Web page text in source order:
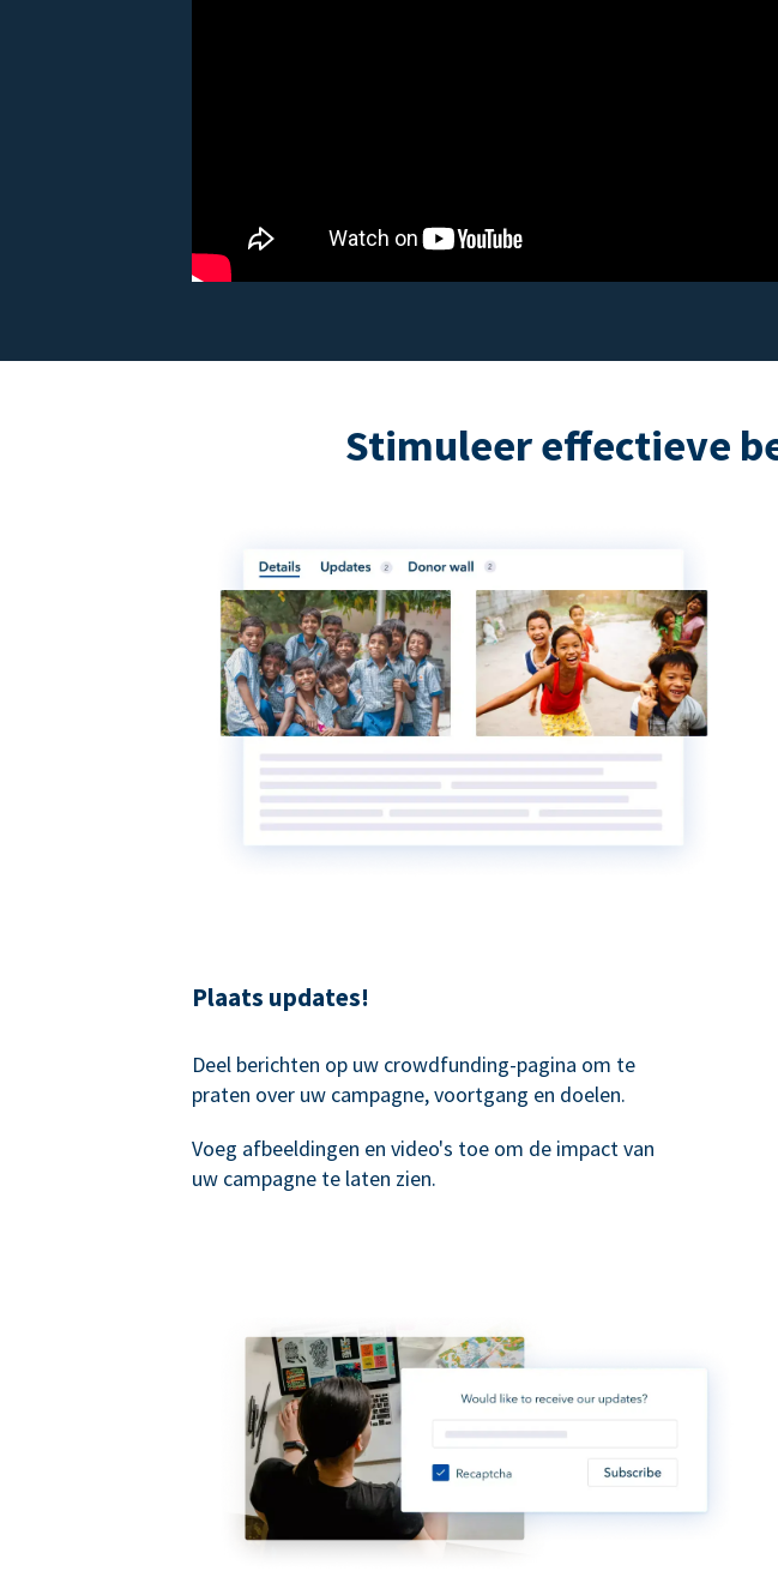
Stimuleer effectieve
Plaats updates!
Deel berichten op uw crowdfunding-pagina om te
praten over uw campagne, voortgang en doelen.
Voeg afbeeldingen en video's toe om de impact van
uw campagne te laten zien.